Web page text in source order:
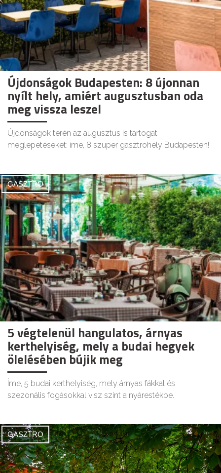
Újdonságok Budapesten: 8 újonnan
nyílt hely, amiért augusztusban oda
meg vissza leszel
Újdonságok terén az augusztus is tartogat
meglepetéseket: íme, 8 szuper gasztrohely Budapesten!
GASZTRO
5 végtelenül hangulatos, árnyas
kerthelyiség, mely a budai hegyek
ölelésében bújik meg
Íme, 5 budai kerthelyiség, mely árnyas fákkal és
szezonális fogásokkal visz színt a nyárestékbe.
GASZTRO